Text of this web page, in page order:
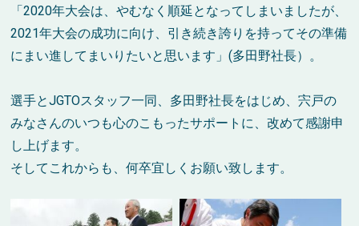
「2020年大会は、やむなく順延となってしまいましたが、
2021年大会の成功に向け、引き続き誇りを持ってその準備
にまい進してまいりたいと思います」(多田野社長）。
選手とJGTOスタッフ一同、多田野社長をはじめ、宍戸の
みなさんのいつも心のこもったサポートに、改めて感謝申
し上げます。
そしてこれからも、何卒宜しくお願い致します。